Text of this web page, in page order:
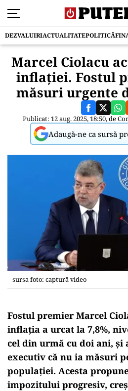
DEZVALUIRIACTUALITATEPOLITICĂ
Marcel Ciolacu
inflației. Fostul
măsuri urgente
Publicat: 12 aug. 2025, 18:50, de
Adaugă-ne ca sursă
sursa foto: captură video
Fostul premier Marcel
inflația a urcat la 7,8%,
cel din urmă cu doi ani, și
executiv că nu ia măsuri
populației. Acesta
impozitului progresiv,